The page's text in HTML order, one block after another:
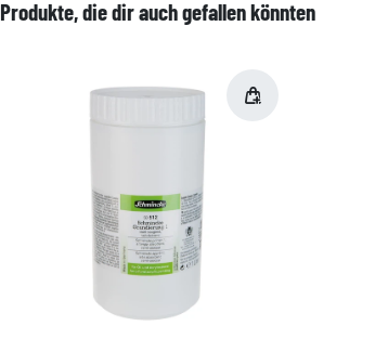
Produkte, die dir auch gefallen könnten